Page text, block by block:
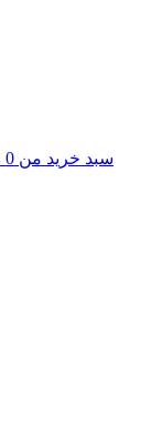
سبد خرید من 0